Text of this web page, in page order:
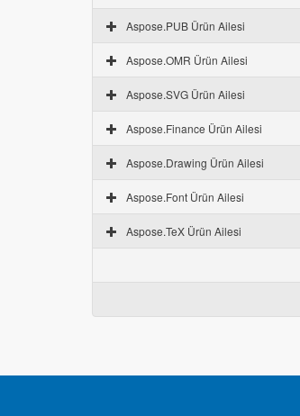
Aspose.PUB Ürün Ailesi
Aspose.OMR Ürün Ailesi
Aspose.SVG Ürün Ailesi
Aspose.Finance Ürün Ailesi
Aspose.Drawing Ürün Ailesi
Aspose.Font Ürün Ailesi
Aspose.TeX Ürün Ailesi